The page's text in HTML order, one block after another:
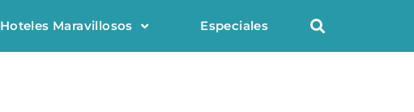
Hoteles Maravillosos Especiales